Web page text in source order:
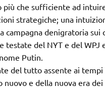
più che sufficiente ad
strategiche; una
denigratoria
testate del NYT e del
Putin.
del tutto assente ai
nuovo e della nuova era dei